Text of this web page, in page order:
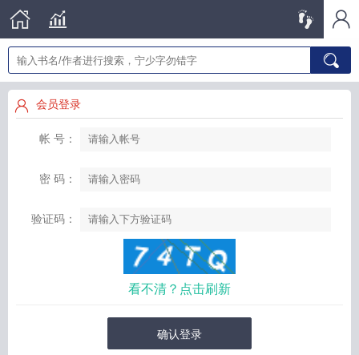
会员登录
帐 号：
密 码：
验证码：
看不清？点击刷新
确认登录